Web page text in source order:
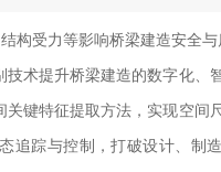
构受力等影响桥梁建造安全
术提升桥梁建造的数字化、
键特征提取方法，实现空间
追踪与控制，打破设计、制